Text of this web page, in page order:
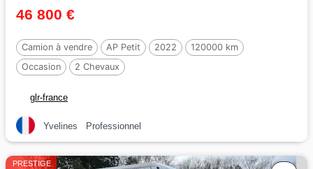
46 800 €
Camion à vendre AP Petit 2022
120000 km
Occasion
2 Chevaux
glr-france
Yvelines Professionnel
PRESTIGE